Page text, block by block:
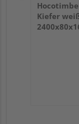
Kiefer